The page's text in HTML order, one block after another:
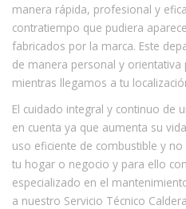
manera rápida, profesional y
contratiempo que pudiera
fabricados por la marca. Este
de manera personal y
mientras llegamos a tu
El cuidado integral y continuo de
en cuenta ya que aumenta su
uso eficiente de combustible y
tu hogar o negocio y para ello
especializado en el
a nuestro Servicio Técnico